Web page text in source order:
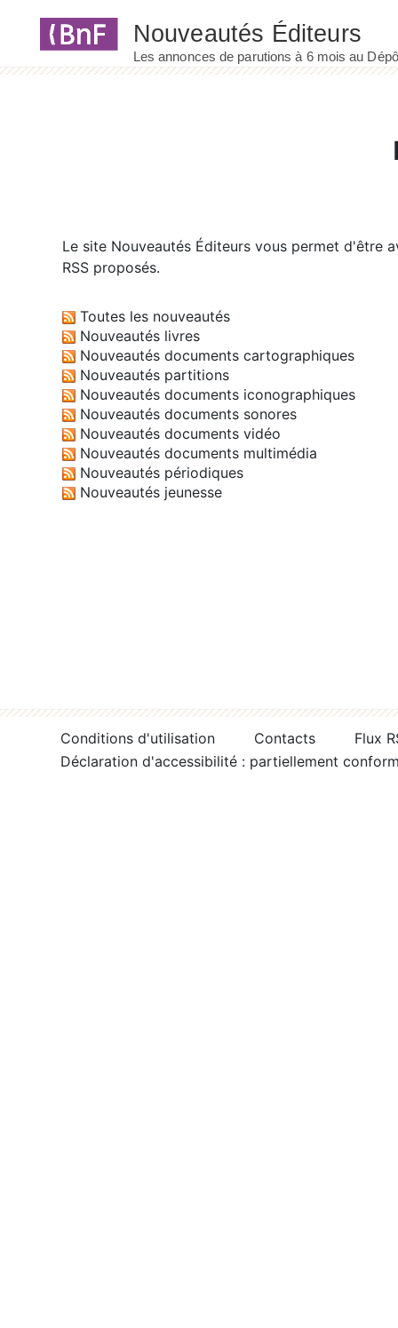
Le site Nouveautés Éditeurs vous permet d'être
RSS proposés.
Toutes les nouveautés
Nouveautés livres
Nouveautés documents cartographiques
Nouveautés partitions
Nouveautés documents iconographiques
Nouveautés documents sonores
Nouveautés documents vidéo
Nouveautés documents multimédia
Nouveautés périodiques
Nouveautés jeunesse
Conditions d'utilisation Contacts
Flux
Déclaration d'accessibilité : partiellement